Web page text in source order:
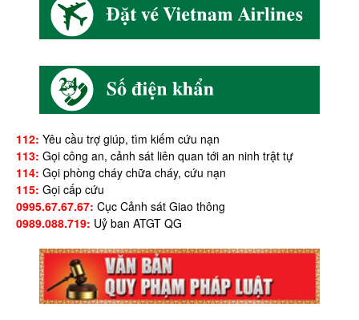
112: Yêu cầu trợ giúp, tìm kiếm cứu nạn
113: Gọi công an, cảnh sát liên quan tới an ninh trật tự
114: Gọi phòng cháy chữa cháy, cứu nạn
115: Gọi cấp cứu
0995.67.67.67: Cục Cảnh sát Giao thông
0989.088.719: Uỷ ban ATGT QG